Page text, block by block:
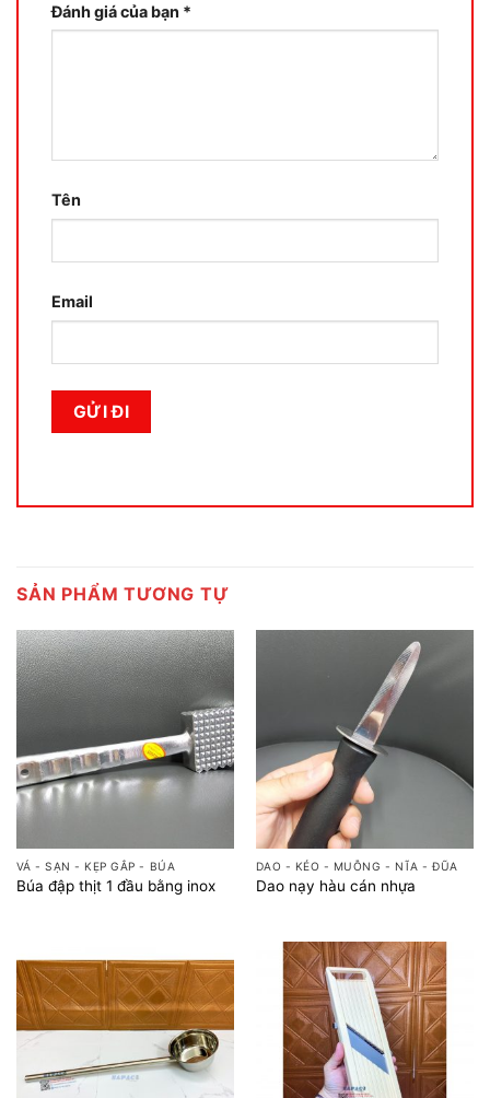
Đánh giá của bạn *
Tên
Email
SẢN PHẨM TƯƠNG TỰ
VÁ - SẠN - KẸP GẮP - BÚA
Búa đập thịt 1 đầu bằng inox
DAO - KÉO - MUỖNG - NĨA - ĐŨA
Dao nạy hàu cán nhựa